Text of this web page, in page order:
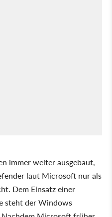
immer weiter ausgebaut,
laut Microsoft nur als
Dem Einsatz einer
steht der Windows